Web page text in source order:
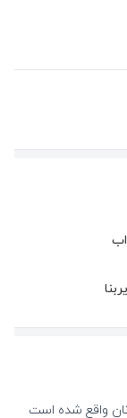
واقع شده است